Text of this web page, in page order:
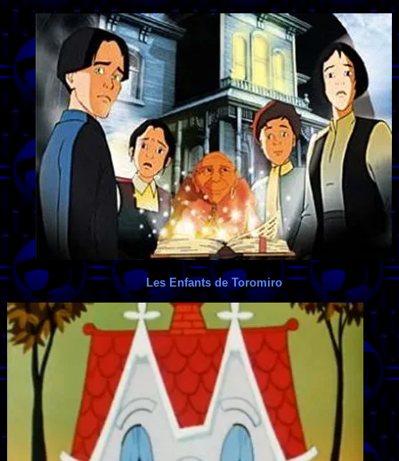
Les Enfants de Toromiro